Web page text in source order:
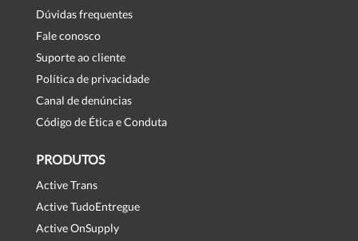
Dúvidas frequentes
Fale conosco
Suporte ao cliente
Política de privacidade
Canal de denúncias
Código de Ética e Conduta
PRODUTOS
Active Trans
Active TudoEntregue
Active OnSupply